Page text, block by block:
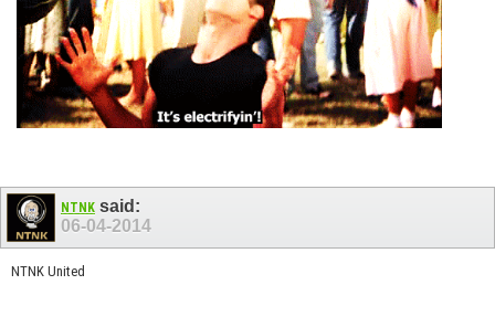
NTNK said:
06-04-2014
NTNK United